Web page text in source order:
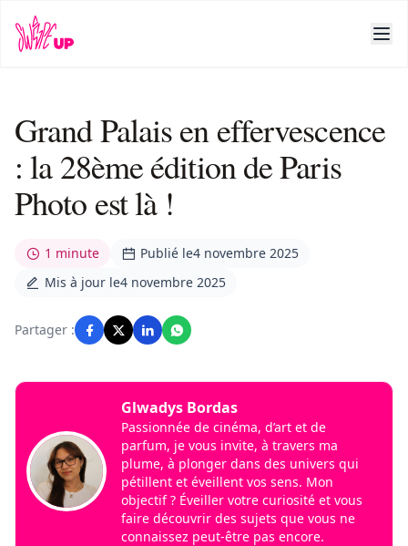
Grand Palais en effervescence
: la 28ème édition de Paris
Photo est là !
1 minute Publié le4 novembre 2025
Mis à jour le4 novembre 2025
Partager :
Glwadys Bordas
Passionnée de cinéma, d’art et de
parfum, je vous invite, à travers ma
plume, à plonger dans des univers qui
pétillent et éveillent vos sens. Mon
objectif ? Éveiller votre curiosité et vous
faire découvrir des sujets que vous ne
connaissez peut-être pas encore.